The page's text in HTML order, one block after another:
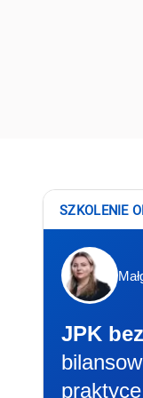
SZKOLENIE
JPK
praktyce